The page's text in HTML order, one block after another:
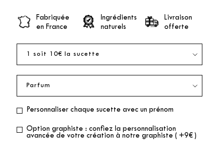
Fabriquée
en France
Ingrédients
naturels
Livraison
offerte
Personnaliser chaque sucette avec un prénom
Option graphiste : confiez la personnalisation
avancée de votre création à notre graphiste ( +9€ )